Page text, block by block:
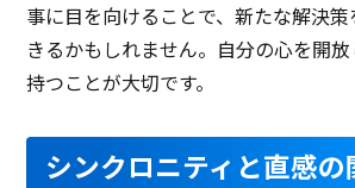
事に目を向けることで、新たな解決
きるかもしれません。自分の心を開
持つことが大切です。
シンクロニティと直感の